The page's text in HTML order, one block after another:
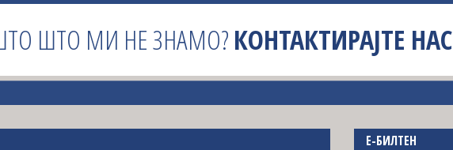
ШТО МИ НЕ ЗНАМО?КОНТАКТИРАЈТЕ НАС
E-БИЛТЕН